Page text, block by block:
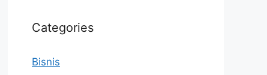
Categories
Bisnis